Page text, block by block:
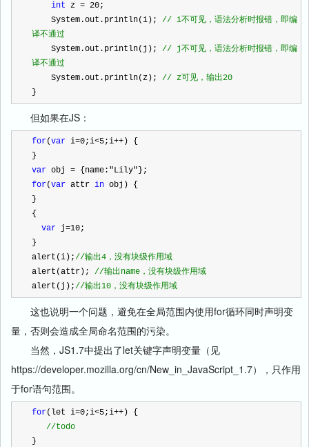
int z = 20;
    System.out.println(i);
// i不可见，语法分析时报错，即编
译不通过
    System.out.println(j);
// j不可见，语法分析时报错，即编
译不通过
    System.out.println(z);
// z可见，输出20
}
但如果在JS：
for(var i=0;i<5;i++ ) {
}
var obj = {name: "Lily" };
for(var attr in obj) {
}
{
var j=10;
}
alert(i);//输出4，没有块级作用域
alert(attr); //输出name，没有块级作用域
alert(j);//输出10，没有块级作用域
这也说明一个问题，避免在全局范围内使用for循环同时声明变
量，否则会造成全局命名范围的污染。
当然，JS1.7中提出了let关键字声明变量（见
https://developer.mozilla.org/cn/New_in_JavaScript_1.7），只作用
于for语句范围。
for(let i=0;i<5;i++ ) {
//todo
}